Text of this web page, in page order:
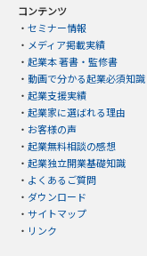
コンテンツ
・ セミナー情報
・ メディア掲載実績
・ 起業本 著書・監修書
・ 動画で分かる起業必須知識
・ 起業支援実績
・ 起業家に選ばれる理由
・ お客様の声
・ 起業無料相談の感想
・ 起業独立開業基礎知識
・ よくあるご質問
・ ダウンロード
・ サイトマップ
・ リンク